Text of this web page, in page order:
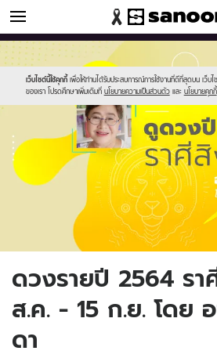
ดูดวง
เว็บไซต์นี้ใช้คุกกี้ เพื่อให้ท่านได้รับประสบการณ์การใช้งานที่ดีที่สุดบน เว็บไ
ของเรา โปรดศึกษาเพิ่มเติมที่ นโยบายความเป็นส่วนตัว และ นโยบายคุกกี้
Sanook
//s.isanook.com/sr/0/images/logo-
new-
sanook.png
600
60
//s.isanook.com/ho/0/ud/38/193181/horo5.jpg
ดวงรายปี 2564 รา
ส.ค. - 15 ก.ย. โดย
ดา